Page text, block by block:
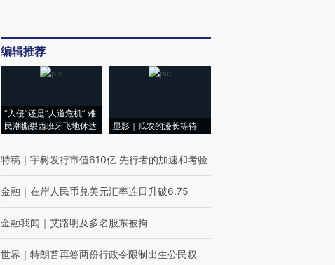
编辑推荐
“入侵”还是“人道危机” 难
民潮撕裂西班牙飞地休达
显影｜瓜农的漫长等待
特稿 ｜ 宇树发行市值610亿 先行者的加速和考验
金融 ｜ 在岸人民币兑美元汇率连日升破6.75
金融我闻 ｜ 艾路明及多名股东被拘
世界 ｜ 特朗普再签两份行政令限制出生公民权